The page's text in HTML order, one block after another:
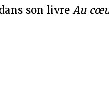
son livreAu